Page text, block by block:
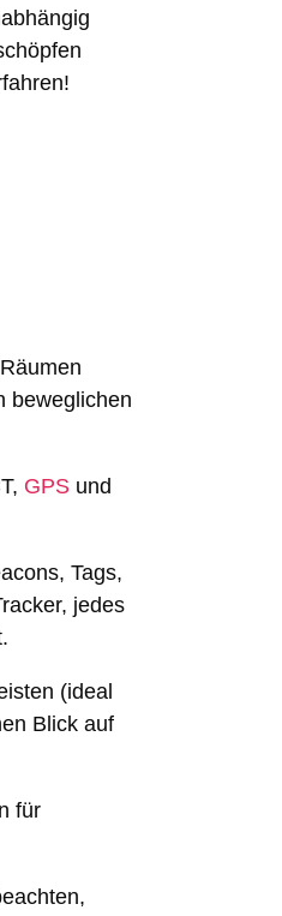
beweglichen
GPS und
Tags,
jedes
(ideal
Blick auf
für